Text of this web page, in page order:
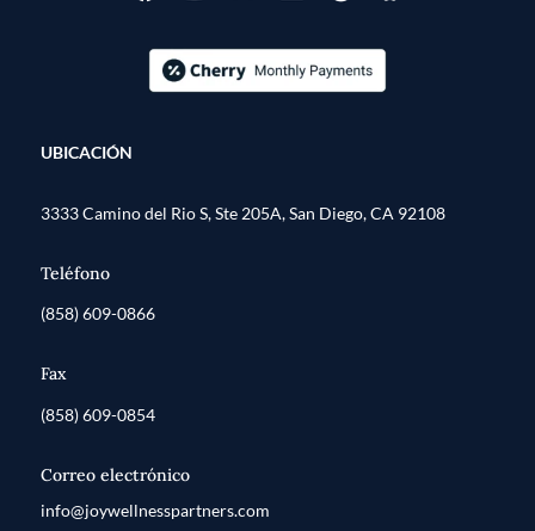
UBICACIÓN
3333 Camino del Rio S, Ste 205A, San Diego, CA 92108
Teléfono
(858) 609-0866
Fax
(858) 609-0854
Correo electrónico
info@joywellnesspartners.com